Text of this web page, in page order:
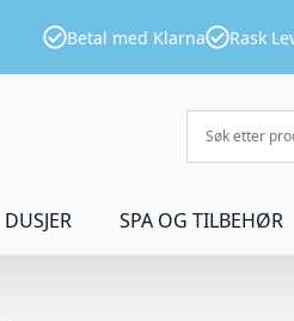
Betal med Klarna Rask
DUSJER SPA OG TILBEHØR